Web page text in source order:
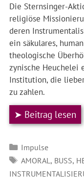
Die Sternsinger-
religiöse
deren
ein säkulares,
theologische
zynische Heuchelei
Institution, die
zu zahlen.
➤ Beitrag lesen
Kategorien
Impulse
SCHLAGWÖRTER
AMORAL , BUSS ,